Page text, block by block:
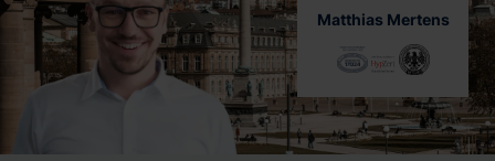
Matthias Mertens